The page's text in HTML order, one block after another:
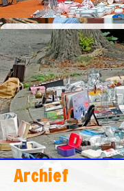
De
Archief